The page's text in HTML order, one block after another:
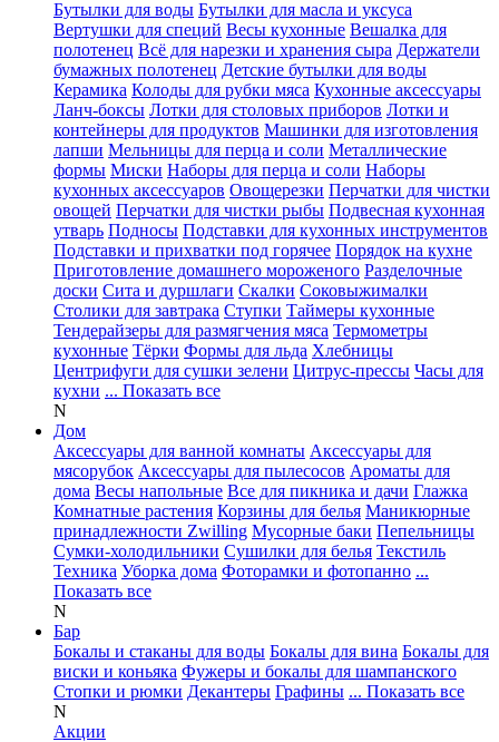
Бутылки для воды Бутылки для масла и уксуса
Вертушки для специй Весы кухонные Вешалка для
полотенец Всё для нарезки и хранения сыра Держатели
бумажных полотенец Детские бутылки для воды
Керамика Колоды для рубки мяса Кухонные аксессуары
Ланч-боксы Лотки для столовых приборов Лотки и
контейнеры для продуктов Машинки для изготовления
лапши Мельницы для перца и соли Металлические
формы Миски Наборы для перца и соли Наборы
кухонных аксессуаров Овощерезки Перчатки для чистки
овощей Перчатки для чистки рыбы Подвесная кухонная
утварь Подносы Подставки для кухонных инструментов
Подставки и прихватки под горячее Порядок на кухне
Приготовление домашнего мороженого Разделочные
доски Сита и дуршлаги Скалки Соковыжималки
Столики для завтрака Ступки Таймеры кухонные
Тендерайзеры для размягчения мяса Термометры
кухонные Тёрки Формы для льда Хлебницы
Центрифуги для сушки зелени Цитрус-прессы Часы для
кухни ... Показать все
N
Дом
Аксессуары для ванной комнаты Аксессуары для
мясорубок Аксессуары для пылесосов Ароматы для
дома Весы напольные Все для пикника и дачи Глажка
Комнатные растения Корзины для белья Маникюрные
принадлежности Zwilling Мусорные баки Пепельницы
Сумки-холодильники Сушилки для белья Текстиль
Техника Уборка дома Фоторамки и фотопанно ...
Показать все
N
Бар
Бокалы и стаканы для воды Бокалы для вина Бокалы для
виски и коньяка Фужеры и бокалы для шампанского
Стопки и рюмки Декантеры Графины ... Показать все
N
Акции